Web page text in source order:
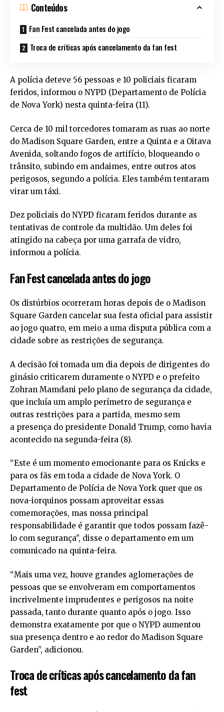
Conteúdos
Fan Fest cancelada antes do jogo
Troca de críticas após cancelamento da fan fest
A polícia deteve 56 pessoas e 10 policiais ficaram
feridos, informou o NYPD (Departamento de Polícia
de Nova York) nesta quinta-feira (11).
Cerca de 10 mil torcedores tomaram as ruas ao norte
do Madison Square Garden, entre a Quinta e a Oitava
Avenida, soltando fogos de artifício, bloqueando o
trânsito, subindo em andaimes, entre outros atos
perigosos, segundo a polícia. Eles também tentaram
virar um táxi.
Dez policiais do NYPD ficaram feridos durante as
tentativas de controle da multidão. Um deles foi
atingido na cabeça por uma garrafa de vidro,
informou a polícia.
Fan Fest cancelada antes do jogo
Os distúrbios ocorreram horas depois de o Madison
Square Garden cancelar sua festa oficial para assistir
ao jogo quatro, em meio a uma disputa pública com a
cidade sobre as restrições de segurança.
A decisão foi tomada um dia depois de dirigentes do
ginásio criticarem duramente o NYPD e o prefeito
Zohran Mamdani pelo plano de segurança da cidade,
que incluía um amplo perímetro de segurança e
outras restrições para a partida, mesmo sem
a presença do presidente Donald Trump, como havia
acontecido na segunda-feira (8).
“Este é um momento emocionante para os Knicks e
para os fãs em toda a cidade de Nova York. O
Departamento de Polícia de Nova York quer que os
nova-iorquinos possam aproveitar essas
comemorações, mas nossa principal
responsabilidade é garantir que todos possam fazê-
lo com segurança”, disse o departamento em um
comunicado na quinta-feira.
“Mais uma vez, houve grandes aglomerações de
pessoas que se envolveram em comportamentos
incrivelmente imprudentes e perigosos na noite
passada, tanto durante quanto após o jogo. Isso
demonstra exatamente por que o NYPD aumentou
sua presença dentro e ao redor do Madison Square
Garden”, adicionou.
Troca de críticas após cancelamento da fan
fest